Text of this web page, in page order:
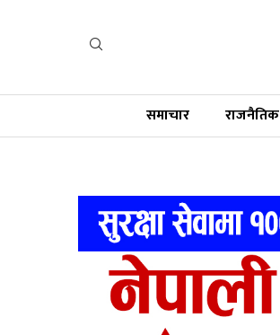
समाचार राजनैतिक